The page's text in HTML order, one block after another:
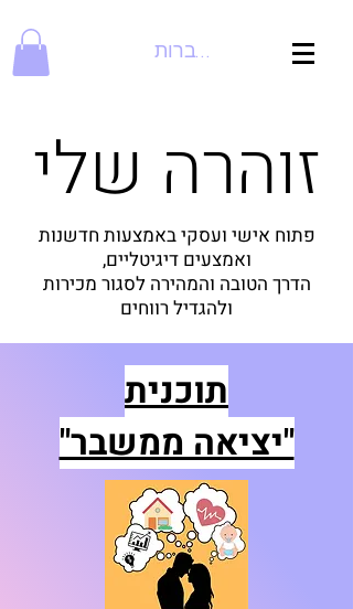
להתחברות
זוהרה שלי
פתוח אישי ועסקי באמצעות חדשנות
ואמצעים דיגיטליים,
הדרך הטובה והמהירה לסגור מכירות
ולהגדיל רווחים
תוכנית
"יציאה ממשבר"